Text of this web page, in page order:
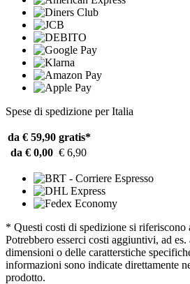
Spese di spedizione per Italia
da € 59,90 gratis*
da € 0,00 € 6,90
* Questi costi di spedizione si riferiscono
Potrebbero esserci costi aggiuntivi, ad es.
dimensioni o delle caratterstiche
informazioni sono indicate direttamente
prodotto.